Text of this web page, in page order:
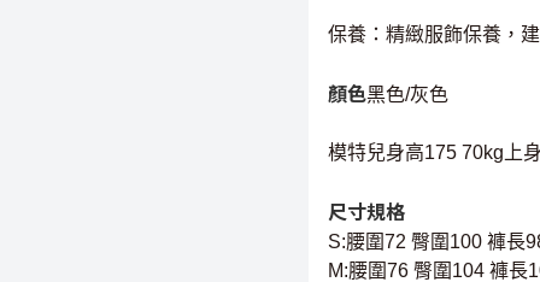
保養：精緻服飾保養，
顏色黑色/灰色
模特兒身高175 70kg上
尺寸規格
S:腰圍72 臀圍100 褲長
M:腰圍76 臀圍104 褲長